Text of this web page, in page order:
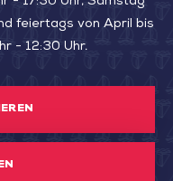
feiertags von April bis
- 12:30 Uhr.